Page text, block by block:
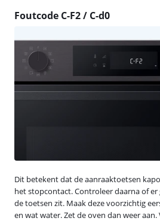
Foutcode C-F2 / C-d0
Dit betekent dat de aanraaktoetsen
het stopcontact. Controleer daarna of
de toetsen zit. Maak deze voorzichtig
en wat water. Zet de oven dan weer